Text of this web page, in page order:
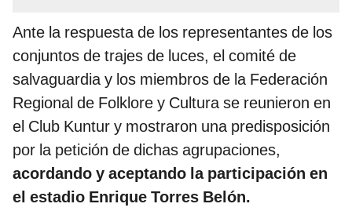
Ante la respuesta de los representantes de los
conjuntos de trajes de luces, el comité de
salvaguardia y los miembros de la Federación
Regional de Folklore y Cultura se reunieron en
el Club Kuntur y mostraron una predisposición
por la petición de dichas agrupaciones,
acordando y aceptando la participación en
el estadio Enrique Torres Belón.